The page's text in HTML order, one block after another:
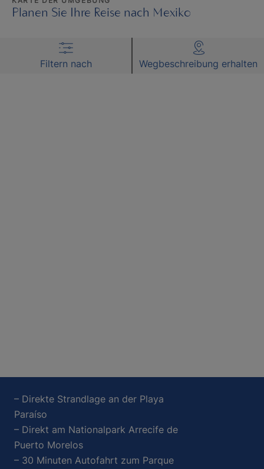
Planen Sie Ihre Reise nach Mexiko
Filtern nach Wegbeschreibung erhalten
– Direkte Strandlage an der Playa
Paraíso
– Direkt am Nationalpark Arrecife de
Puerto Morelos
– 30 Minuten Autofahrt zum Parque